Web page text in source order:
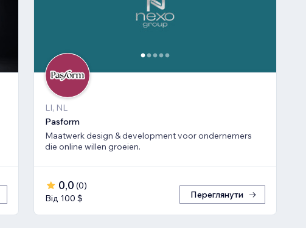
LI, NL
Pasform
Maatwerk design & development voor ondernemers
die online willen groeien.
0,0 (0)
Від 100 $
Переглянути